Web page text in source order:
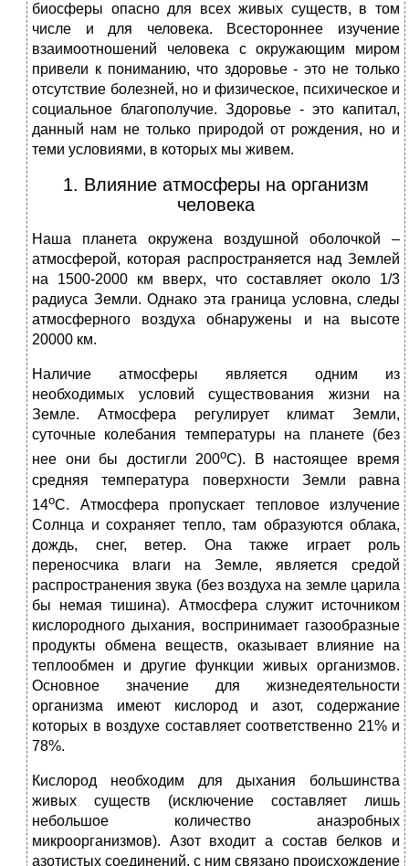
биосферы опасно для всех живых существ, в том
числе и для человека. Всестороннее изучение
взаимоотношений человека с окружающим миром
привели к пониманию, что здоровье - это не только
отсутствие болезней, но и физическое, психическое и
социальное благополучие. Здоровье - это капитал,
данный нам не только природой от рождения, но и
теми условиями, в которых мы живем.
1. Влияние атмосферы на организм
человека
Наша планета окружена воздушной оболочкой –
атмосферой, которая распространяется над Землей
на 1500-2000 км вверх, что составляет около 1/3
радиуса Земли. Однако эта граница условна, следы
атмосферного воздуха обнаружены и на высоте
20000 км.
Наличие атмосферы является одним из
необходимых условий существования жизни на
Земле. Атмосфера регулирует климат Земли,
суточные колебания температуры на планете (без
нее они бы достигли 200оС). В настоящее время
средняя температура поверхности Земли равна
14оС. Атмосфера пропускает тепловое излучение
Солнца и сохраняет тепло, там образуются облака,
дождь, снег, ветер. Она также играет роль
переносчика влаги на Земле, является средой
распространения звука (без воздуха на земле царила
бы немая тишина). Атмосфера служит источником
кислородного дыхания, воспринимает газообразные
продукты обмена веществ, оказывает влияние на
теплообмен и другие функции живых организмов.
Основное значение для жизнедеятельности
организма имеют кислород и азот, содержание
которых в воздухе составляет соответственно 21% и
78%.
Кислород необходим для дыхания большинства
живых существ (исключение составляет лишь
небольшое количество анаэробных
микроорганизмов). Азот входит а состав белков и
азотистых соединений, с ним связано происхождение